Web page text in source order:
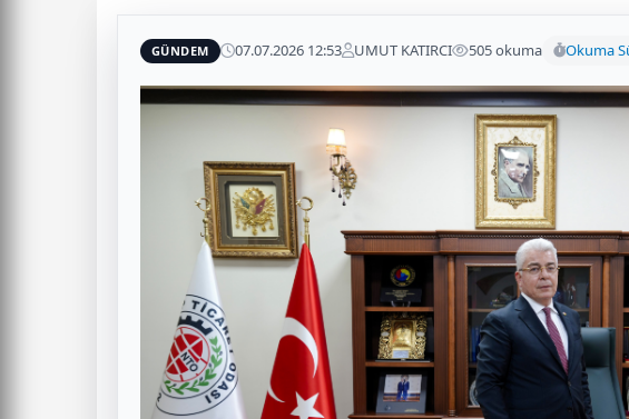
GÜNDEM 07.07.2026 12:53 UMUT KATIRCI 505 okuma Okuma